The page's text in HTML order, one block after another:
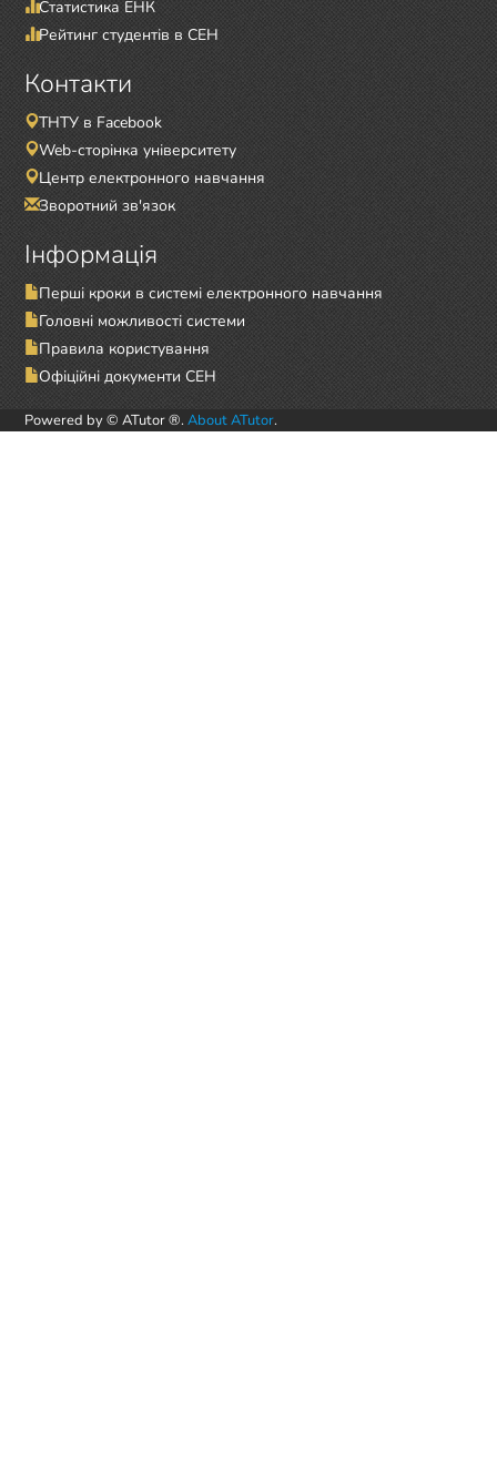
Статистика ЕНК
Рейтинг студентів в СЕН
Контакти
ТНТУ в Facebook
Web-сторінка університету
Центр електронного навчання
Зворотний зв'язок
Інформація
Перші кроки в системі електронного навчання
Головні можливості системи
Правила користування
Офіційні документи СЕН
Powered by © ATutor ®. About ATutor.